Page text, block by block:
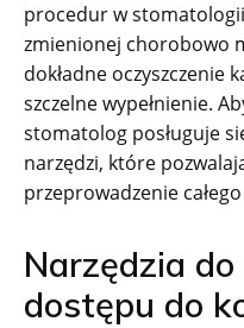
procedur w
zmienionej chorobowo
dokładne oczyszczenie
szczelne wypełnienie.
stomatolog posługuje
narzędzi, które
przeprowadzenie
Narzędzia
dostępu do